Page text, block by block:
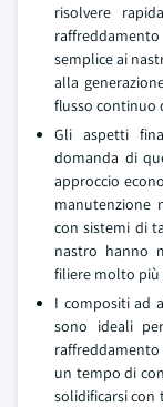
risolvere
semplice ai
alla
flusso continuo
Gli aspetti
domanda di
approccio
manutenzione
con sistemi di
nastro hanno
filiere molto più
I compositi ad
sono ideali
un tempo di
solidificarsi con